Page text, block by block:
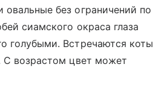
без ограничений по
сиамского окраса глаза
голубыми. Встречаются коты
С возрастом цвет может